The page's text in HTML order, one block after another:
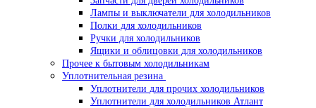
Лампы и выключатели для холодильников
Полки для холодильников
Ручки для холодильников
Ящики и облицовки для холодильников
Прочее к бытовым холодильникам
Уплотнительная резина
Уплотнители для прочих холодильников
Уплотнители для холодильников Атлант